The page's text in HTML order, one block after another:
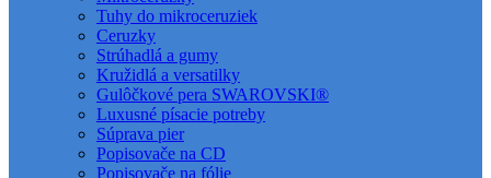
Tuhy do mikroceruziek
Ceruzky
Strúhadlá a gumy
Kružidlá a versatilky
Gulôčkové pera SWAROVSKI®
Luxusné písacie potreby
Súprava pier
Popisovače na CD
Popisovače na fólie